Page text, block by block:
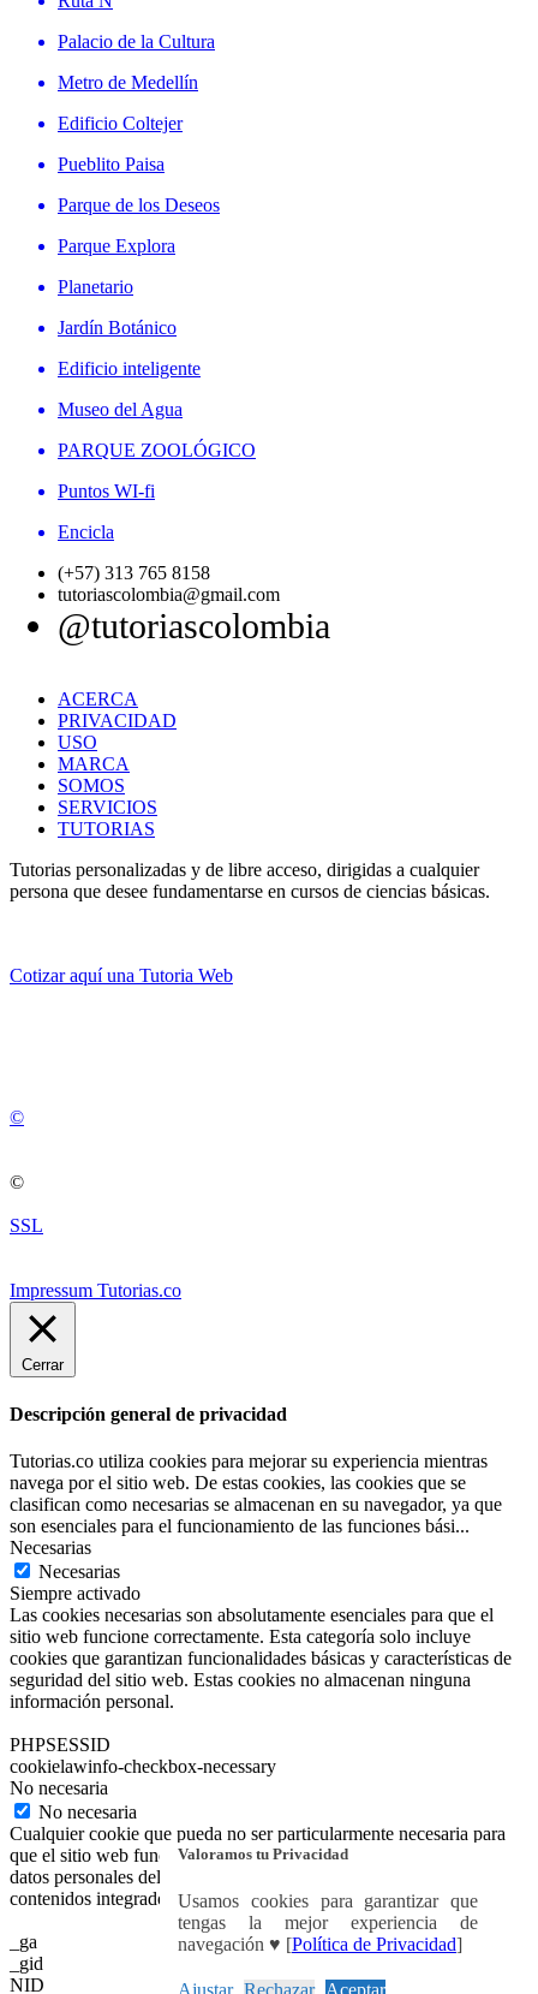
Palacio de la Cultura
Metro de Medellín
Edificio Coltejer
Pueblito Paisa
Parque de los Deseos
Parque Explora
Planetario
Jardín Botánico
Edificio inteligente
Museo del Agua
PARQUE ZOOLÓGICO
Puntos WI-fi
Encicla
(+57) 313 765 8158
tutoriascolombia@gmail.com
@tutoriascolombia
ACERCA
PRIVACIDAD
USO
MARCA
SOMOS
SERVICIOS
TUTORIAS
Tutorias personalizadas y de libre acceso, dirigidas a cualquier
persona que desee fundamentarse en cursos de ciencias básicas.
Cotizar aquí una Tutoria Web
©
©
SSL
Impressum Tutorias.co
Valoramos tu Privacidad
Usamos cookies para garantizar que
tengas la mejor experiencia de
navegación ♥ [Política de Privacidad]
Ajustar Rechazar Aceptar
Cerrar
Descripción general de privacidad
Tutorias.co utiliza cookies para mejorar su experiencia mientras
navega por el sitio web. De estas cookies, las cookies que se
clasifican como necesarias se almacenan en su navegador, ya que
son esenciales para el funcionamiento de las funciones bási...
Necesarias
Necesarias
Siempre activado
Las cookies necesarias son absolutamente esenciales para que el
sitio web funcione correctamente. Esta categoría solo incluye
cookies que garantizan funcionalidades básicas y características de
seguridad del sitio web. Estas cookies no almacenan ninguna
información personal.
PHPSESSID
cookielawinfo-checkbox-necessary
No necesaria
No necesaria
Cualquier cookie que pueda no ser particularmente necesaria para
que el sitio web funcione y se utilice específicamente para recopilar
datos personales del usuario a través de análisis, anuncios y otros
contenidos integrados se denomina cookie no necesaria.
_ga
_gid
NID